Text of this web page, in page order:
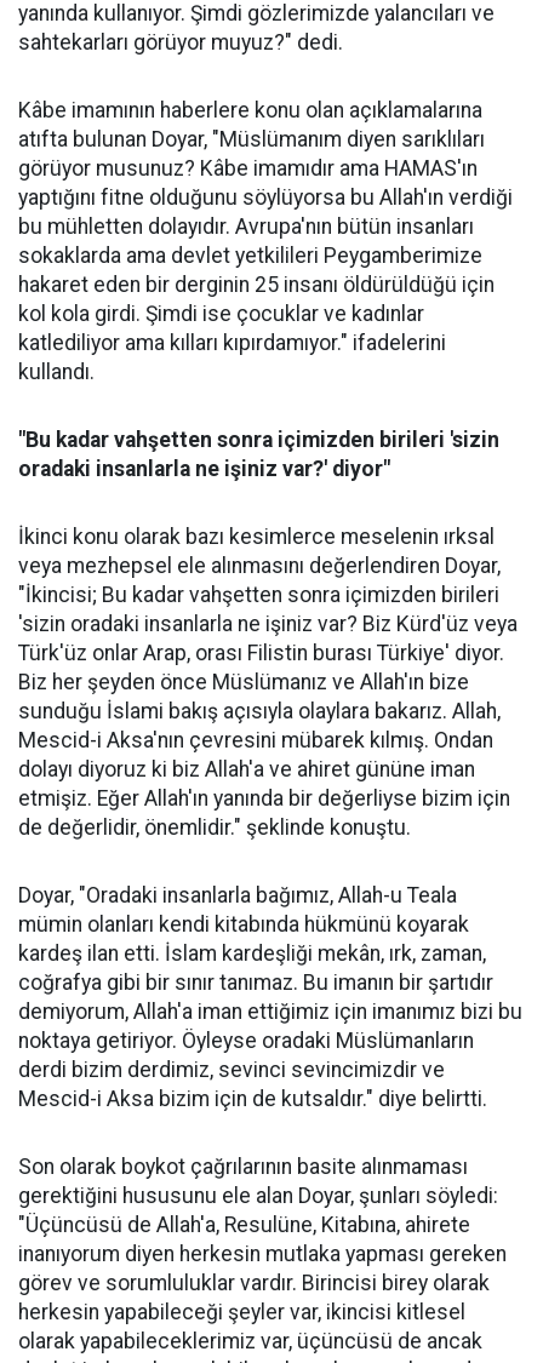
yanında kullanıyor. Şimdi gözlerimizde yalancıları ve
sahtekarları görüyor muyuz?" dedi.
Kâbe imamının haberlere konu olan açıklamalarına
atıfta bulunan Doyar, "Müslümanım diyen sarıklıları
görüyor musunuz? Kâbe imamıdır ama HAMAS'ın
yaptığını fitne olduğunu söylüyorsa bu Allah'ın verdiği
bu mühletten dolayıdır. Avrupa'nın bütün insanları
sokaklarda ama devlet yetkilileri Peygamberimize
hakaret eden bir derginin 25 insanı öldürüldüğü için
kol kola girdi. Şimdi ise çocuklar ve kadınlar
katlediliyor ama kılları kıpırdamıyor." ifadelerini
kullandı.
"Bu kadar vahşetten sonra içimizden birileri 'sizin
oradaki insanlarla ne işiniz var?' diyor"
İkinci konu olarak bazı kesimlerce meselenin ırksal
veya mezhepsel ele alınmasını değerlendiren Doyar,
"İkincisi; Bu kadar vahşetten sonra içimizden birileri
'sizin oradaki insanlarla ne işiniz var? Biz Kürd'üz veya
Türk'üz onlar Arap, orası Filistin burası Türkiye' diyor.
Biz her şeyden önce Müslümanız ve Allah'ın bize
sunduğu İslami bakış açısıyla olaylara bakarız. Allah,
Mescid-i Aksa'nın çevresini mübarek kılmış. Ondan
dolayı diyoruz ki biz Allah'a ve ahiret gününe iman
etmişiz. Eğer Allah'ın yanında bir değerliyse bizim için
de değerlidir, önemlidir." şeklinde konuştu.
Doyar, "Oradaki insanlarla bağımız, Allah-u Teala
mümin olanları kendi kitabında hükmünü koyarak
kardeş ilan etti. İslam kardeşliği mekân, ırk, zaman,
coğrafya gibi bir sınır tanımaz. Bu imanın bir şartıdır
demiyorum, Allah'a iman ettiğimiz için imanımız bizi bu
noktaya getiriyor. Öyleyse oradaki Müslümanların
derdi bizim derdimiz, sevinci sevincimizdir ve
Mescid-i Aksa bizim için de kutsaldır." diye belirtti.
Son olarak boykot çağrılarının basite alınmaması
gerektiğini hususunu ele alan Doyar, şunları söyledi:
"Üçüncüsü de Allah'a, Resulüne, Kitabına, ahirete
inanıyorum diyen herkesin mutlaka yapması gereken
görev ve sorumluluklar vardır. Birincisi birey olarak
herkesin yapabileceği şeyler var, ikincisi kitlesel
olarak yapabileceklerimiz var, üçüncüsü de ancak